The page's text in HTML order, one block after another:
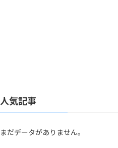
人気記事
まだデータがありません。